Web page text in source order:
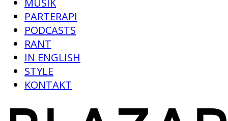
MUSIK
PARTERAPI
PODCASTS
RANT
IN ENGLISH
STYLE
KONTAKT